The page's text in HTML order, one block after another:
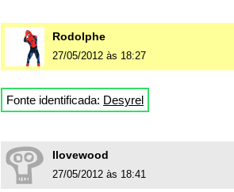
Rodolphe
27/05/2012 às 18:27
Fonte identificada: Desyrel
Ilovewood
27/05/2012 às 18:41